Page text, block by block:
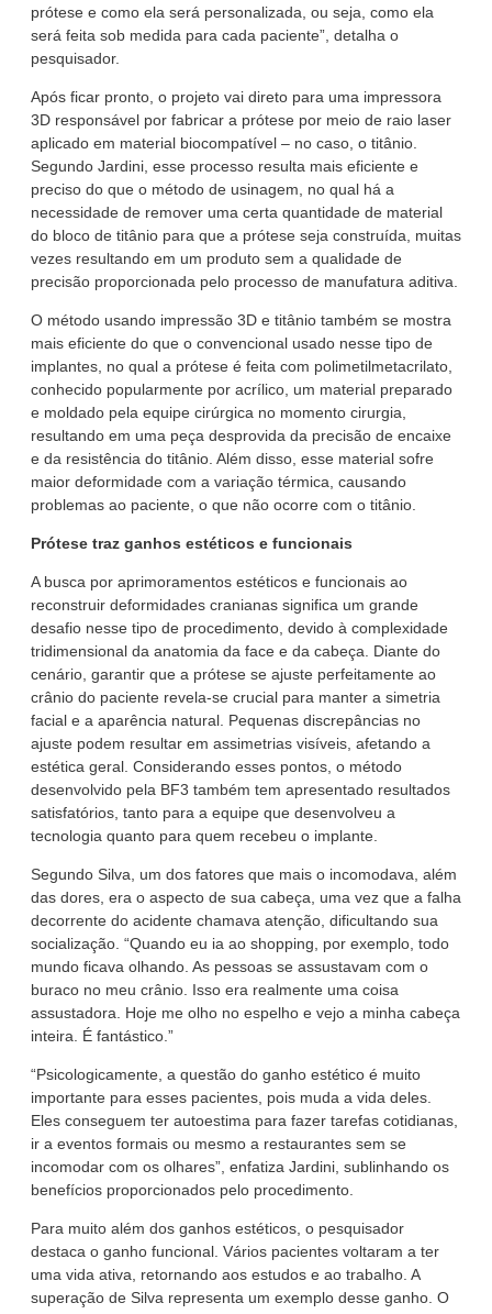
prótese e como ela será personalizada, ou seja, como ela
será feita sob medida para cada paciente”, detalha o
pesquisador.
Após ficar pronto, o projeto vai direto para uma impressora
3D responsável por fabricar a prótese por meio de raio laser
aplicado em material biocompatível – no caso, o titânio.
Segundo Jardini, esse processo resulta mais eficiente e
preciso do que o método de usinagem, no qual há a
necessidade de remover uma certa quantidade de material
do bloco de titânio para que a prótese seja construída, muitas
vezes resultando em um produto sem a qualidade de
precisão proporcionada pelo processo de manufatura aditiva.
O método usando impressão 3D e titânio também se mostra
mais eficiente do que o convencional usado nesse tipo de
implantes, no qual a prótese é feita com polimetilmetacrilato,
conhecido popularmente por acrílico, um material preparado
e moldado pela equipe cirúrgica no momento cirurgia,
resultando em uma peça desprovida da precisão de encaixe
e da resistência do titânio. Além disso, esse material sofre
maior deformidade com a variação térmica, causando
problemas ao paciente, o que não ocorre com o titânio.
Prótese traz ganhos estéticos e funcionais
A busca por aprimoramentos estéticos e funcionais ao
reconstruir deformidades cranianas significa um grande
desafio nesse tipo de procedimento, devido à complexidade
tridimensional da anatomia da face e da cabeça. Diante do
cenário, garantir que a prótese se ajuste perfeitamente ao
crânio do paciente revela-se crucial para manter a simetria
facial e a aparência natural. Pequenas discrepâncias no
ajuste podem resultar em assimetrias visíveis, afetando a
estética geral. Considerando esses pontos, o método
desenvolvido pela BF3 também tem apresentado resultados
satisfatórios, tanto para a equipe que desenvolveu a
tecnologia quanto para quem recebeu o implante.
Segundo Silva, um dos fatores que mais o incomodava, além
das dores, era o aspecto de sua cabeça, uma vez que a falha
decorrente do acidente chamava atenção, dificultando sua
socialização. “Quando eu ia ao shopping, por exemplo, todo
mundo ficava olhando. As pessoas se assustavam com o
buraco no meu crânio. Isso era realmente uma coisa
assustadora. Hoje me olho no espelho e vejo a minha cabeça
inteira. É fantástico.”
“Psicologicamente, a questão do ganho estético é muito
importante para esses pacientes, pois muda a vida deles.
Eles conseguem ter autoestima para fazer tarefas cotidianas,
ir a eventos formais ou mesmo a restaurantes sem se
incomodar com os olhares”, enfatiza Jardini, sublinhando os
benefícios proporcionados pelo procedimento.
Para muito além dos ganhos estéticos, o pesquisador
destaca o ganho funcional. Vários pacientes voltaram a ter
uma vida ativa, retornando aos estudos e ao trabalho. A
superação de Silva representa um exemplo desse ganho. O